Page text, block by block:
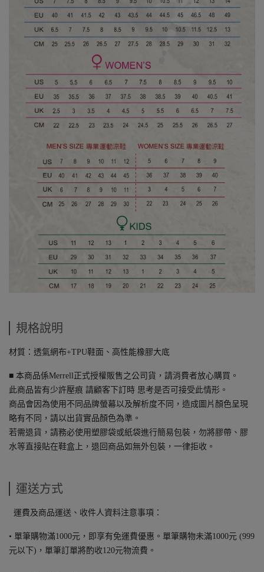
規格說明
材質：透氣網布+TPU鞋面、高性能橡膠大底
■ 本商品係Merrell正式授權販售之公司貨，請消費者放心購買。
此商品皆有少許壓痕 請顧客下訂時 思考是否可接受此情形。
商品會因為使用不同品牌螢幕以及解析度不同，造成圖片顏色呈現
略有不同，請以出貨實品顏色為準。
若需退貨，請務必使用塑膠袋或紙袋進行簡易包裝，勿將膠帶、膠
水等直接貼在鞋盒上，退回商品如無外包裝，一律拒收。
運送方式
運費及商品運送、收件人資料注意事項：
• 單筆購物滿1000元，即享有免運費優惠。單筆購物未滿1000元 (999
元以下)，單筆訂單將酌收120元物流費。